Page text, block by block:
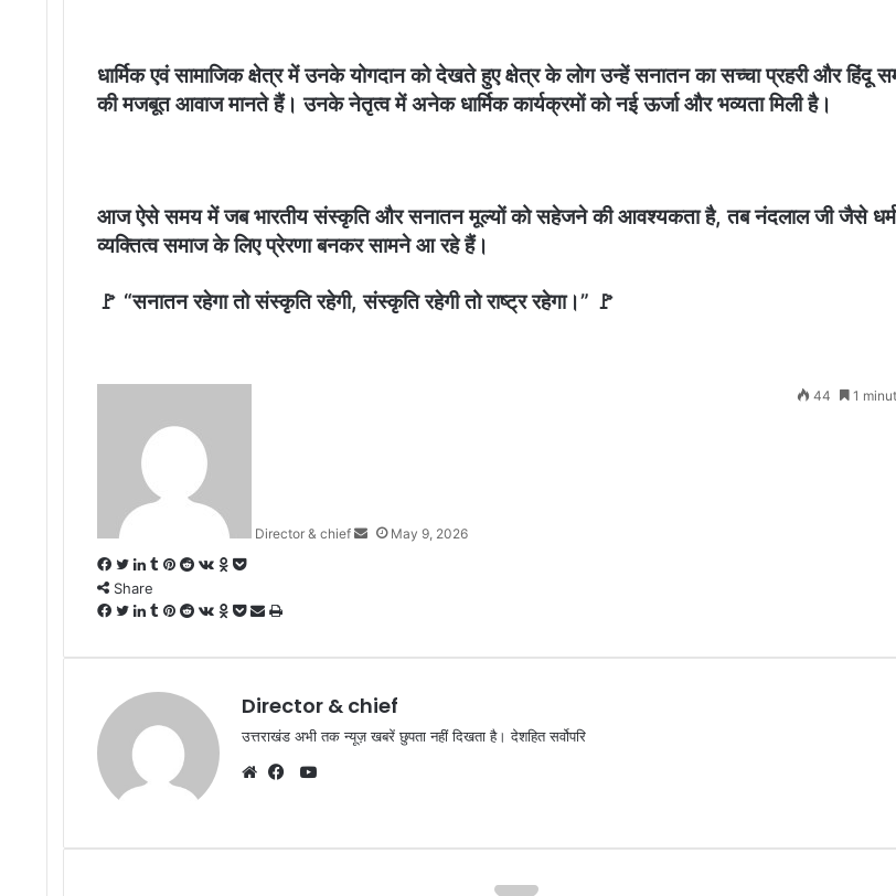
धार्मिक एवं सामाजिक क्षेत्र में उनके योगदान को देखते हुए क्षेत्र के लोग उन्हें सनातन का सच्चा प्रहरी और हिंदू
की मजबूत आवाज मानते हैं। उनके नेतृत्व में अनेक धार्मिक कार्यक्रमों को नई ऊर्जा और भव्यता मिली है।
आज ऐसे समय में जब भारतीय संस्कृति और सनातन मूल्यों को सहेजने की आवश्यकता है, तब नंदलाल जी जैसे
व्यक्तित्व समाज के लिए प्रेरणा बनकर सामने आ रहे हैं।
🚩 “सनातन रहेगा तो संस्कृति रहेगी, संस्कृति रहेगी तो राष्ट्र रहेगा।” 🚩
Director & chief May 9, 2026
44 1
Facebook
Twitter
LinkedIn
Tumblr
Pinterest
RedditVKontakte
Odnoklassniki
Pocket
Share
Facebook
Twitter
LinkedIn
Tumblr
Pinterest
RedditVKontakte
Odnoklassniki
Pocket
Share
Email
Print
Director & chief
उत्तराखंड अभी तक न्यूज़ खबरें छुपता नहीं दिखता है। देशहित सर्वोपरि
YouTube